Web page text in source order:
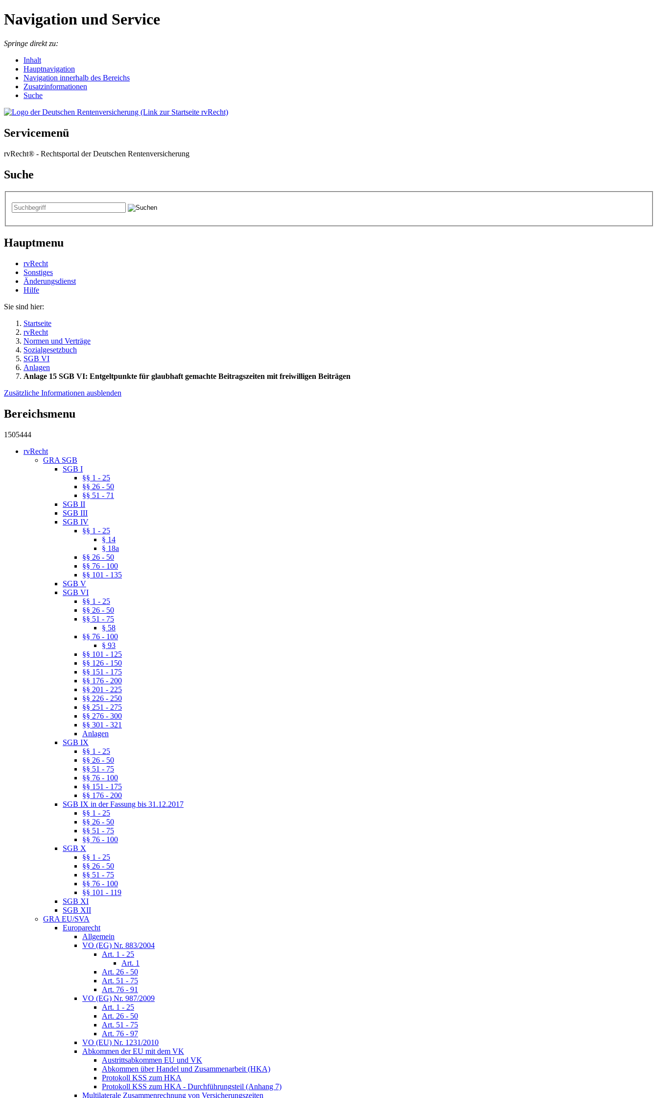
Navigation und Service
Springe direkt zu:
Inhalt
Hauptnavigation
Navigation innerhalb des Bereichs
Zusatzinformationen
Suche
Servicemenü
rvRecht® - Rechtsportal der Deutschen Rentenversicherung
Suche
Hauptmenu
rvRecht
Sonstiges
Änderungsdienst
Hil­fe
Sie sind hier:
Startseite
rvRecht
Normen und Verträge
Sozialgesetzbuch
SGB VI
Anlagen
Anlage 15 SGB VI: Entgeltpunkte für glaubhaft gemachte Beitragszeiten mit freiwilligen Beiträgen
Zusätzliche Informationen ausblenden
Bereichsmenu
1505444
rvRecht
GRA SGB
SGB I
§§ 1 - 25
§§ 26 - 50
§§ 51 - 71
SGB II
SGB III
SGB IV
§§ 1 - 25
§ 14
§ 18a
§§ 26 - 50
§§ 76 - 100
§§ 101 - 135
SGB V
SGB VI
§§ 1 - 25
§§ 26 - 50
§§ 51 - 75
§ 58
§§ 76 - 100
§ 93
§§ 101 - 125
§§ 126 - 150
§§ 151 - 175
§§ 176 - 200
§§ 201 - 225
§§ 226 - 250
§§ 251 - 275
§§ 276 - 300
§§ 301 - 321
Anlagen
SGB IX
§§ 1 - 25
§§ 26 - 50
§§ 51 - 75
§§ 76 - 100
§§ 151 - 175
§§ 176 - 200
SGB IX in der Fassung bis 31.12.2017
§§ 1 - 25
§§ 26 - 50
§§ 51 - 75
§§ 76 - 100
SGB X
§§ 1 - 25
§§ 26 - 50
§§ 51 - 75
§§ 76 - 100
§§ 101 - 119
SGB XI
SGB XII
GRA EU/SVA
Europarecht
Allgemein
VO (EG) Nr. 883/2004
Art. 1 - 25
Art. 1
Art. 26 - 50
Art. 51 - 75
Art. 76 - 91
VO (EG) Nr. 987/2009
Art. 1 - 25
Art. 26 - 50
Art. 51 - 75
Art. 76 - 97
VO (EU) Nr. 1231/2010
Abkommen der EU mit dem VK
Austrittsabkommen EU und VK
Abkommen über Handel und Zusammenarbeit (HKA)
Protokoll KSS zum HKA
Protokoll KSS zum HKA - Durchführungsteil (Anhang 7)
Multilaterale Zusammenrechnung von Versicherungszeiten